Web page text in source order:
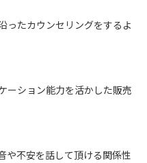
ったカウンセリングをするよ
ーション能力を活かした販売
や不安を話して頂ける関係性